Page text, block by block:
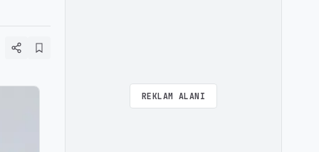
REKLAM ALANI